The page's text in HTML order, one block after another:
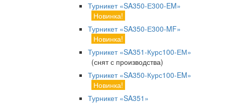
Турникет «SA350-Е300-EM»
Новинка!
Турникет «SA350-Е300-MF»
Новинка!
Турникет «SA351-Курс100-ЕМ»
(снят с производства)
Турникет «SA350-Курс100-EM»
Новинка!
Турникет «SA351»